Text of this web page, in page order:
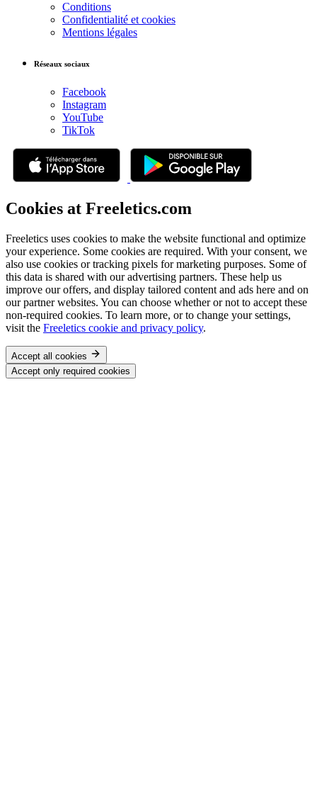
Conditions
Confidentialité et cookies
Mentions légales
Réseaux sociaux
Facebook
Instagram
YouTube
TikTok
Cookies at Freeletics.com
Freeletics uses cookies to make the website functional and optimize
your experience. Some cookies are required. With your consent, we
also use cookies or tracking pixels for marketing purposes. Some of
this data is shared with our advertising partners. These help us
improve our offers, and display tailored content and ads here and on
our partner websites. You can choose whether or not to accept these
non-required cookies. To learn more, or to change your settings,
visit the Freeletics cookie and privacy policy.
Accept all cookies
Accept only required cookies